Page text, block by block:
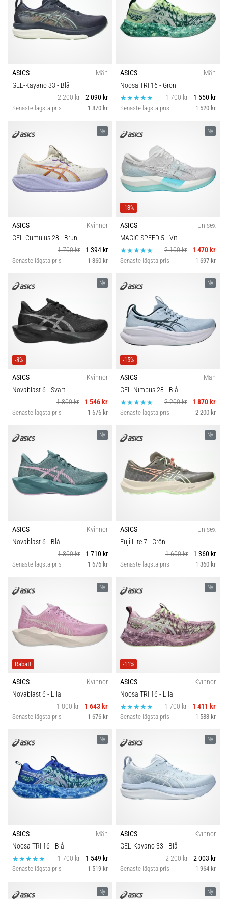
ASICS
Män
GEL-Kayano 33 - Blå
2 200 kr
2 090 kr
Senaste lägsta pris 1 870 kr
ASICS
Män
Noosa TRI 16 - Grön
1 700 kr
1 550 kr
Senaste lägsta pris 1 520 kr
Ny
ASICS
Kvinnor
GEL-Cumulus 28 - Brun
1 700 kr
1 394 kr
Senaste lägsta pris 1 360 kr
Ny
-13%
ASICS
Unisex
MAGIC SPEED 5- Vit
2 100 kr
1 470 kr
Senaste lägsta pris 1 697 kr
Ny
-8%
ASICS
Kvinnor
Novablast 6 - Svart
1 800 kr
1 546 kr
Senaste lägsta pris 1 676 kr
Ny
-15%
ASICS
Män
GEL-Nimbus 28 - Blå
2 200 kr
1 870 kr
Senaste lägsta pris 2 200 kr
Ny
ASICS
Kvinnor
Novablast 6 - Blå
1 800 kr
1 710 kr
Senaste lägsta pris 1 676 kr
Ny
ASICS
Unisex
Fuji Lite 7 - Grön
1 600 kr
1 360 kr
Senaste lägsta pris 1 360 kr
Ny
Rabatt
ASICS
Kvinnor
Novablast 6 - Lila
1 800 kr
1 643 kr
Senaste lägsta pris 1 676 kr
Ny
-11%
ASICS
Kvinnor
Noosa TRI 16 - Lila
1 700 kr
1 411 kr
Senaste lägsta pris 1 583 kr
Ny
ASICS
Män
Noosa TRI 16 - Blå
1 700 kr
1 549 kr
Senaste lägsta pris 1 519 kr
Ny
ASICS
Kvinnor
GEL-Kayano 33 - Blå
2 200 kr
2 003 kr
Senaste lägsta pris 1 964 kr
Ny Ny